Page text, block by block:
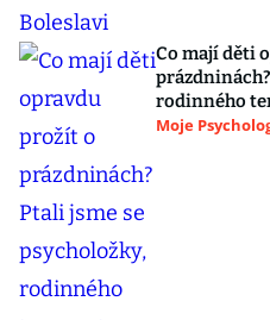
Co mají děti
rodinného
Moje